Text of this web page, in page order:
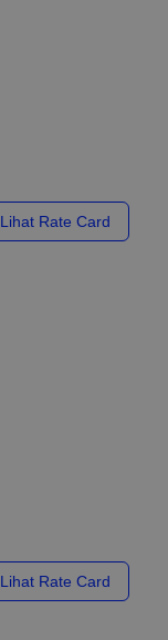
Lihat Rate Card
Lihat Rate Card